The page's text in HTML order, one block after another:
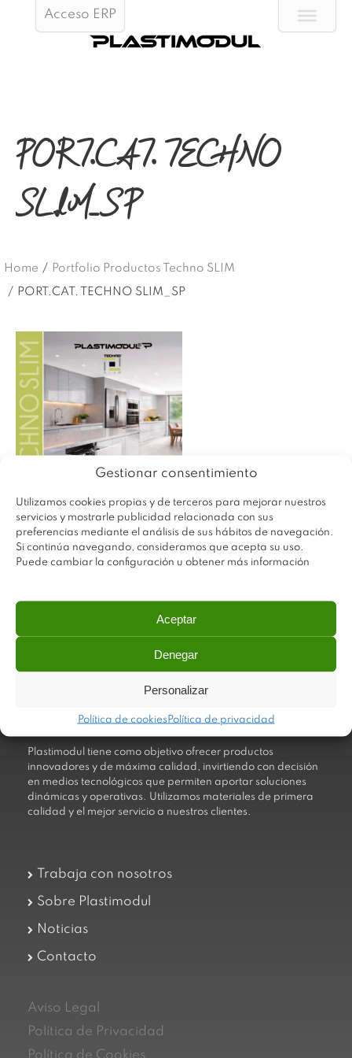
Gestionar consentimiento
Utilizamos cookies propias y de terceros para mejorar nuestros
servicios y mostrarle publicidad relacionada con sus
preferencias mediante el análisis de sus hábitos de navegación.
Si continúa navegando, consideramos que acepta su uso.
Puede cambiar la configuración u obtener más información
Aceptar
Denegar
Personalizar
Política de cookies Política de privacidad
Acceso ERP
PORT.CAT. TECHNO
SLIM_SP
Home / Portfolio Productos Techno SLIM
/ PORT.CAT. TECHNO SLIM_SP
Plastimodul tiene como objetivo ofrecer productos
innovadores y de máxima calidad, invirtiendo con decisión
en medios tecnológicos que permiten aportar soluciones
dinámicas y operativas. Utilizamos materiales de primera
calidad y el mejor servicio a nuestros clientes.
Trabaja con nosotros
Sobre Plastimodul
Noticias
Contacto
Aviso Legal
Política de Privacidad
Política de Cookies